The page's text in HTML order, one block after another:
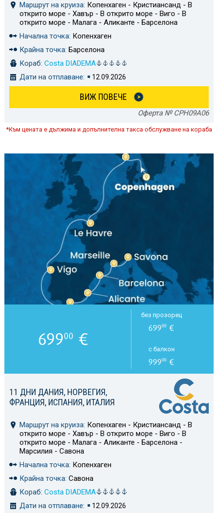
Маршрут на круиза: Копенхаген - Кристиансанд - В
открито море - Хавър - В открито море - Виго - В
открито море - Малага - Аликанте - Барселона
Начална точка: Копенхаген
Крайна точка: Барселона
Кораб: Costa DIADEMA
Дати на отплаване:
12.09.2026
ВИЖ ПОВЕЧЕ
Оферта № CPH09A06
*Към цената е дължима и допълнителна такса обслужване на кораба
11 ДНИ ДАНИЯ, НОРВЕГИЯ,
ФРАНЦИЯ, ИСПАНИЯ, ИТАЛИЯ
Маршрут на круиза: Копенхаген - Кристиансанд - В
открито море - Хавър - В открито море - Виго - В
открито море - Малага - Аликанте - Барселона -
Марсилия - Савона
Начална точка: Копенхаген
Крайна точка: Савона
Кораб: Costa DIADEMA
Дати на отплаване:
12.09.2026
69900 €
без прозорец
69900 €
с балкон
99900 €